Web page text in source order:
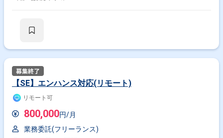
【SE】エンハンス対応(リモート)
リモート可
800,000円/月
業務委託(フリーランス)